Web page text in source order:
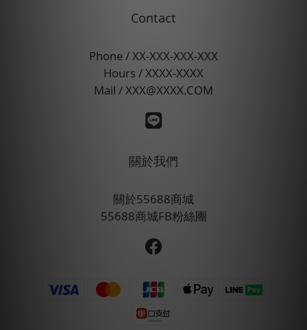
Contact
Phone / XX-XXX-XXX-XXX
Hours / XXXX-XXXX
Mail / XXX@XXXX.COM
關於我們
關於55688商城
55688商城FB粉絲團